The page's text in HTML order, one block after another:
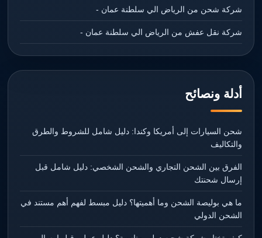
شركة شحن من الرياض الي سلطنة عمان -
شركة نقل عفش من الرياض الي سلطنة عمان -
أدلة ونصائح
شحن السيارات إلى أمريكا وكندا: دليل شامل للشروط والطرق
والتكاليف
الفرق بين الشحن التجاري والشحن الشخصي: دليل شامل قبل
إرسال شحنتك
ما هي بوليصة الشحن وما أهميتها؟ دليل مبسط لفهم أهم مستند في
الشحن الدولي